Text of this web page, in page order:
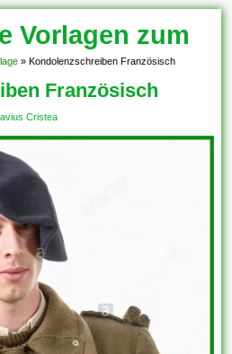
Vorlagen zum
» Kondolenzschreiben Französisch
Französisch
Cristea